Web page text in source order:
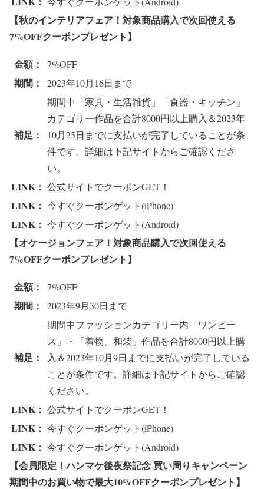
【秋のインテリアフェア！対象商品購入で次回使える
7%OFFクーポンプレゼント 】
金額： 7%OFF
期間： 2023年10月16日まで
補足：
期間中「家具・生活雑貨」「食器・キッチン」
カテゴリー作品を合計8000円以上購入＆2023年
10月25日までに支払いが完了していることが条
件です。詳細は下記サイトからご確認くださ
い。
LINK： 公式サイトでクーポンGET！
LINK： 今すぐクーポンゲット(iPhone)
LINK： 今すぐクーポンゲット(Android)
【オケージョンフェア！対象商品購入で次回使える
7%OFFクーポンプレゼント 】
金額： 7%OFF
期間： 2023年9月30日まで
補足：
期間中ファッションカテゴリー内「ワンピー
ス」・「着物、和装」作品を合計8000円以上購
入＆2023年10月9日までに支払いが完了している
ことが条件です。詳細は下記サイトからご確認
ください。
LINK： 公式サイトでクーポンGET！
LINK： 今すぐクーポンゲット(iPhone)
LINK： 今すぐクーポンゲット(Android)
【会員限定！ハンマケ後夜祭記念 買い周りキャンペーン
期間中のお買い物で最大10%OFFクーポンプレゼント 】